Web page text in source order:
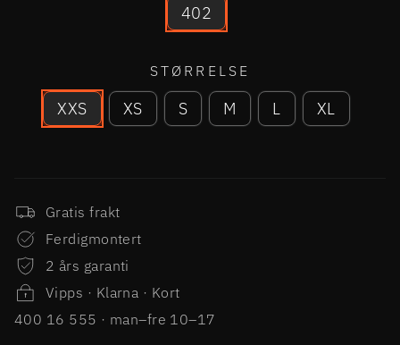
402
STØRRELSE
XXS XS S M L XL
Gratis frakt
Ferdigmontert
2 års garanti
Vipps · Klarna · Kort
400 16 555 · man–fre 10–17